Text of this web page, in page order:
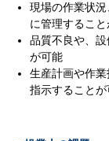
現場の作業状
に管理するこ
品質不良や、
が可能
生産計画や作業
指示することが